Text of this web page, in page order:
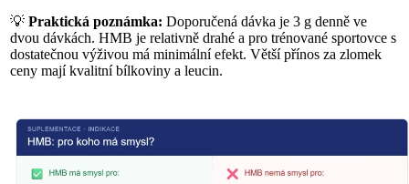
💡 Praktická poznámka: Doporučená dávka je 3 g denně ve
dvou dávkách. HMB je relativně drahé a pro trénované sportovce s
dostatečnou výživou má minimální efekt. Větší přínos za zlomek
ceny mají kvalitní bílkoviny a leucin.